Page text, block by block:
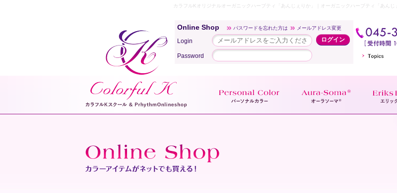
カラフルKオリジナルオーガニックハーブティ「あんじぇりか」｜オーガニックハーブティ「あん
Online Shop パスワードを忘れた方は メールアドレス変更
Login
Password